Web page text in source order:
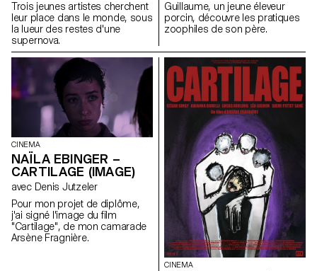
Trois jeunes artistes cherchent
leur place dans le monde, sous
la lueur des restes d'une
supernova.
Guillaume, un jeune éleveur
porcin, découvre les pratiques
zoophiles de son père.
CINEMA
NAÏLA EBINGER –
CARTILAGE (IMAGE)
avec Denis Jutzeler
Pour mon projet de diplôme,
j'ai signé l'image du film
"Cartilage", de mon camarade
Arsène Fragnière.
CINEMA